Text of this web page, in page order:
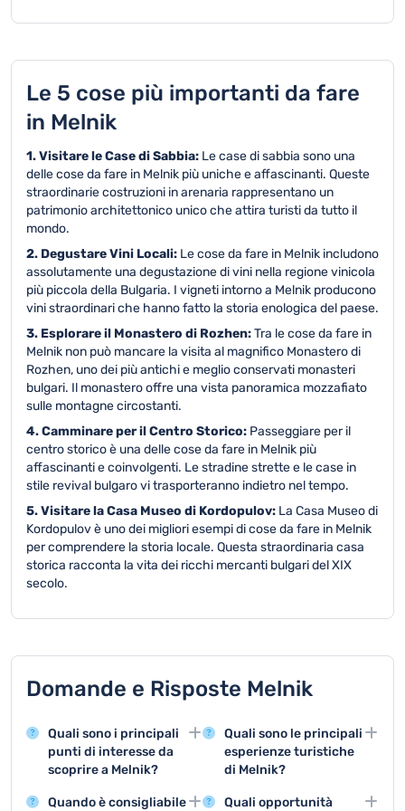
Le 5 cose più importanti da fare
in Melnik
1. Visitare le Case di Sabbia: Le case di sabbia sono una
delle cose da fare in Melnik più uniche e affascinanti. Queste
straordinarie costruzioni in arenaria rappresentano un
patrimonio architettonico unico che attira turisti da tutto il
mondo.
2. Degustare Vini Locali: Le cose da fare in Melnik includono
assolutamente una degustazione di vini nella regione vinicola
più piccola della Bulgaria. I vigneti intorno a Melnik producono
vini straordinari che hanno fatto la storia enologica del paese.
3. Esplorare il Monastero di Rozhen:Tra le cose da fare in
Melnik non può mancare la visita al magnifico Monastero di
Rozhen, uno dei più antichi e meglio conservati monasteri
bulgari. Il monastero offre una vista panoramica mozzafiato
sulle montagne circostanti.
4. Camminare per il Centro Storico: Passeggiare per il
centro storico è una delle cose da fare in Melnik più
affascinanti e coinvolgenti. Le stradine strette e le case in
stile revival bulgaro vi trasporteranno indietro nel tempo.
5. Visitare la Casa Museo di Kordopulov: La Casa Museo di
Kordopulov è uno dei migliori esempi di cose da fare in Melnik
per comprendere la storia locale. Questa straordinaria casa
storica racconta la vita dei ricchi mercanti bulgari del XIX
secolo.
Domande e Risposte Melnik
Quali sono i principali
punti di interesse da
scoprire a Melnik?
Melnik offre splendide
Quando è consigliabile
Quali sono le principali
esperienze turistiche
di Melnik?
Le principali attività
Quali opportunità